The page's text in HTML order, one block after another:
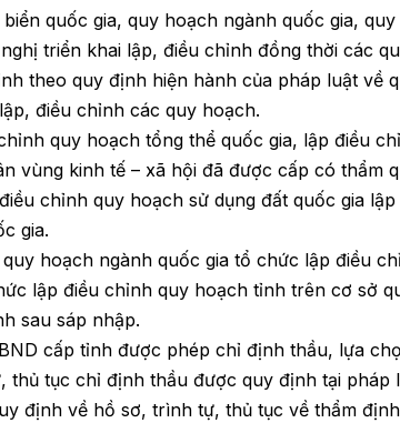
quốc gia, quy hoạch ngành quốc gia,
triển khai lập, điều chỉnh đồng thời các
theo quy định hiện hành của pháp luật về
điều chỉnh các quy hoạch.
quy hoạch tổng thể quốc gia, lập điều
vùng kinh tế – xã hội đã được cấp có thẩm
chỉnh quy hoạch sử dụng đất quốc gia
gia.
hoạch ngành quốc gia tổ chức lập điều
lập điều chỉnh quy hoạch tỉnh trên cơ sở
sau sáp nhập.
cấp tỉnh được phép chỉ định thầu, lựa
tục chỉ định thầu được quy định tại pháp
định về hồ sơ, trình tự, thủ tục về thẩm